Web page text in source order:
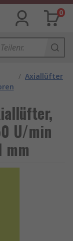
0
/ Axiallüfter
U/min
mm